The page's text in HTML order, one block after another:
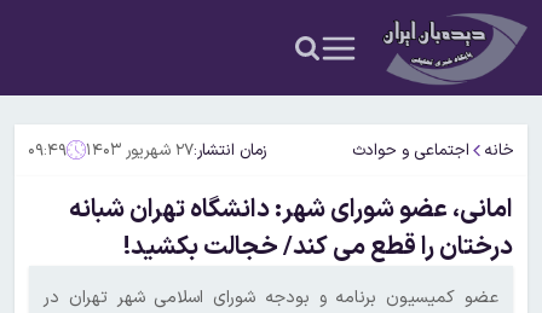
خانه اجتماعی و حوادث زمان انتشار:۲۷ شهریور ۱۴۰۳ ۰۹:۴۹
امانی، عضو شورای شهر: دانشگاه تهران شبانه
درختان را قطع می کند/ خجالت بکشید!
عضو کمیسیون برنامه و بودجه شورای اسلامی شهر تهران در